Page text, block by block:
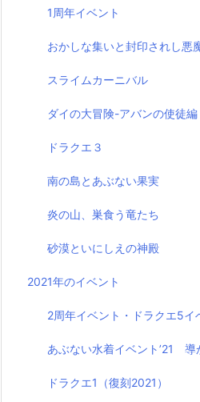
1周年イベント
おかしな集いと封印されし悪
スライムカーニバル
ダイの大冒険-アバンの使徒編
ドラクエ３
南の島とあぶない果実
炎の山、巣食う竜たち
砂漠といにしえの神殿
2021年のイベント
2周年イベント・ドラクエ5イ
あぶない水着イベント’21 導
ドラクエ1（復刻2021）